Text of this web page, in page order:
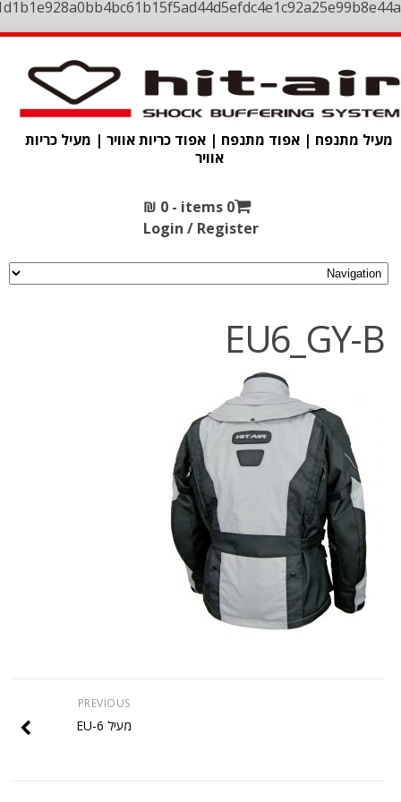
מעיל מתנפח | אפוד מתנפח | אפוד כריות אוויר | מעיל כריות
אוויר
0 items -
₪ 0
Login / Register
EU6_GY-B
PREVIOUS
מעיל EU-6